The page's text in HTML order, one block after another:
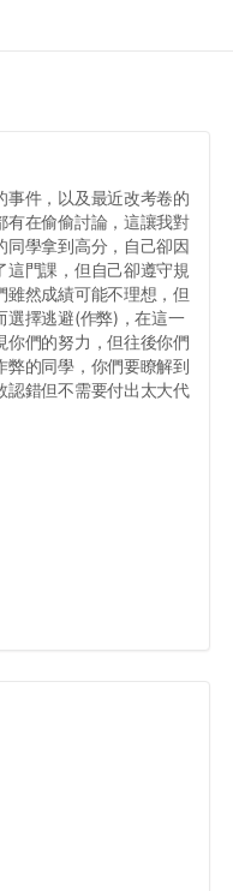
事件，以及最近改考卷的
有在偷偷討論，這讓我對
同學拿到高分，自己卻因
門課，但自己卻遵守規
然成績可能不理想，但
選擇逃避(作弊)，在這一
你們的努力，但往後你們
弊的同學，你們要瞭解到
認錯但不需要付出太大代